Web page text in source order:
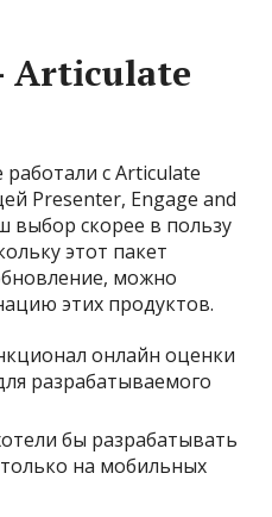
Articulate
с Articulate
Presenter, Engage and
выбор скорее в пользу
этот пакет
можно
этих продуктов.
онлайн оценки
разрабатываемого
бы разрабатывать
на мобильных